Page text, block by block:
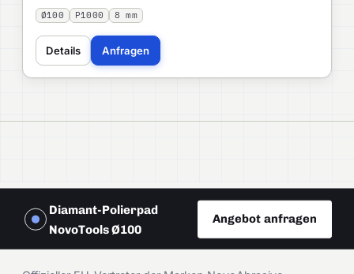
Ø100 P1000 8 mm
Details Anfragen
Diamant-Polierpad
NovoTools Ø100
Angebot anfragen
DAMIRA